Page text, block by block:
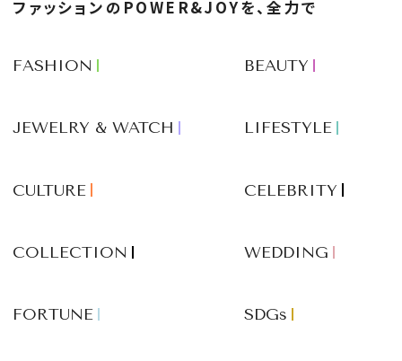
ファッションのPOWER&JOYを、全力で
FASHION BEAUTY
JEWELRY & WATCH LIFESTYLE
CULTURE CELEBRITY
COLLECTION WEDDING
FORTUNE SDGs